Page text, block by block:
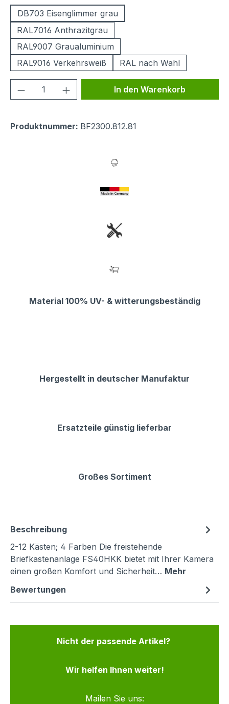
DB703 Eisenglimmer grau
RAL7016 Anthrazitgrau
RAL9007 Graualuminium
RAL9016 Verkehrsweiß
RAL nach Wahl
Produkt Anzahl: Gib denIn den Warenkorb
Produktnummer: BF2300.812.81
Material 100% UV- & witterungsbeständig
Hergestellt in deutscher Manufaktur
Ersatzteile günstig lieferbar
Großes Sortiment
Beschreibung
2-12 Kästen; 4 Farben Die freistehende
Briefkastenanlage FS40HKK bietet mit Ihrer Kamera
einen großen Komfort und Sicherheit… Mehr
Bewertungen
Nicht der passende Artikel?
Wir helfen Ihnen weiter!
Mailen Sie uns: